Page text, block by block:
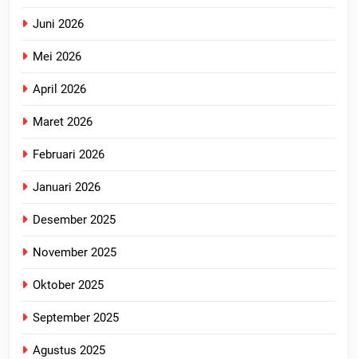
Juni 2026
Mei 2026
April 2026
Maret 2026
Februari 2026
Januari 2026
Desember 2025
November 2025
Oktober 2025
September 2025
Agustus 2025